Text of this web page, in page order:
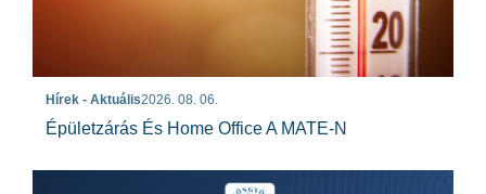
Hírek - Aktuális2026. 08. 06.
Épületzárás És Home Office A MATE-N